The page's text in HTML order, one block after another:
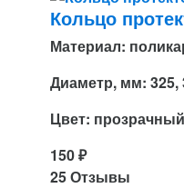
Кольцо
Материал:
Диаметр, мм: 325,
Цвет: прозрачный
150₽
25 Отзывы